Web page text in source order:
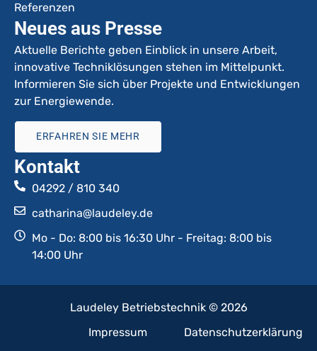
Referenzen
Neues aus Presse
Aktuelle Berichte geben Einblick in unsere Arbeit,
innovative Techniklösungen stehen im Mittelpunkt.
Informieren Sie sich über Projekte und Entwicklungen
zur Energiewende.
ERFAHREN SIE MEHR
Kontakt
04292 / 810 340
catharina@laudeley.de
Mo - Do: 8:00 bis 16:30 Uhr - Freitag: 8:00 bis
14:00 Uhr
Laudeley Betriebstechnik © 2026
Impressum
Datenschutzerklärung